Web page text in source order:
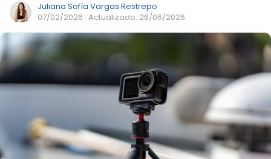
Juliana Sofía Vargas Restrepo
07/02/2026 · Actualizado: 26/06/2026